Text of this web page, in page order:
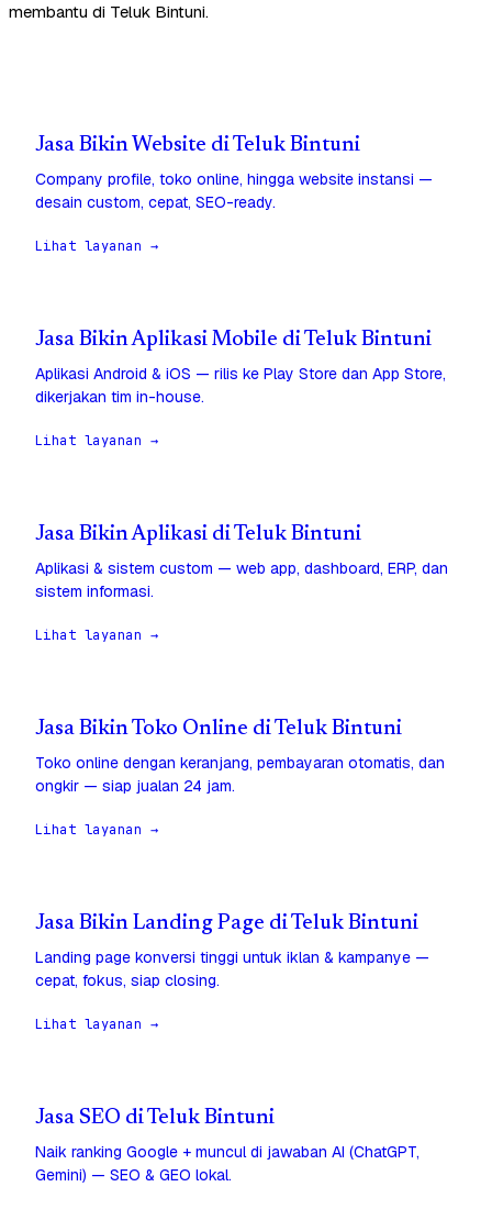
membantu di Teluk Bintuni.
Jasa Bikin Website di Teluk Bintuni
Company profile, toko online, hingga website instansi —
desain custom, cepat, SEO-ready.
Lihat layanan →
Jasa Bikin Aplikasi Mobile di Teluk Bintuni
Aplikasi Android & iOS — rilis ke Play Store dan App Store,
dikerjakan tim in-house.
Lihat layanan →
Jasa Bikin Aplikasi di Teluk Bintuni
Aplikasi & sistem custom — web app, dashboard, ERP, dan
sistem informasi.
Lihat layanan →
Jasa Bikin Toko Online di Teluk Bintuni
Toko online dengan keranjang, pembayaran otomatis, dan
ongkir — siap jualan 24 jam.
Lihat layanan →
Jasa Bikin Landing Page di Teluk Bintuni
Landing page konversi tinggi untuk iklan & kampanye —
cepat, fokus, siap closing.
Lihat layanan →
Jasa SEO di Teluk Bintuni
Naik ranking Google + muncul di jawaban AI (ChatGPT,
Gemini) — SEO & GEO lokal.